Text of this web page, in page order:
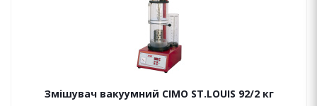
Змішувач вакуумний CIMO ST.LOUIS 92/2 кг